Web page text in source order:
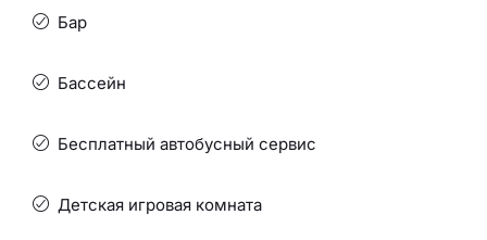
Бар
Бассейн
Бесплатный автобусный сервис
Детская игровая комната